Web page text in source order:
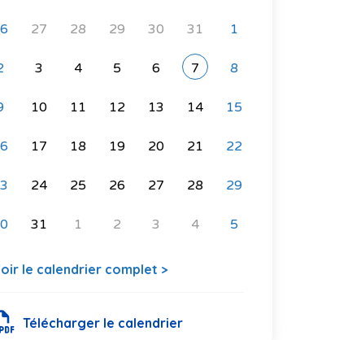
27 28 29 30 31 1
3 4 5 6 7 8
10 11 12 13 14 15
17 18 19 20 21 22
24 25 26 27 28 29
31 1 2 3 4 5
le calendrier complet >
Télécharger le calendrier